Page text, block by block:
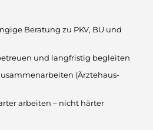
Beratung zu PKV, BU und
und langfristig begleiten
(Ärztehaus-
arbeiten – nicht härter